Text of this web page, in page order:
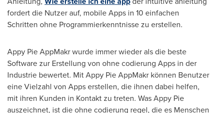
fordert die Nutzer auf, mobile Apps in 10 einfachen
Schritten ohne Programmierkenntnisse zu erstellen.
Appy Pie AppMakr wurde immer wieder als die beste
Software zur Erstellung von ohne codierung Apps in der
Industrie bewertet. Mit Appy Pie AppMakr können Benutzer
eine Vielzahl von Apps erstellen, die ihnen dabei helfen,
mit ihren Kunden in Kontakt zu treten. Was Appy Pie
auszeichnet, ist die ohne codierung regel, die es Menschen